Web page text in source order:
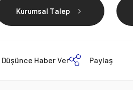
Kurumsal Talep
Düşünce Haber Ver Paylaş